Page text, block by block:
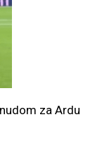
za Ardu